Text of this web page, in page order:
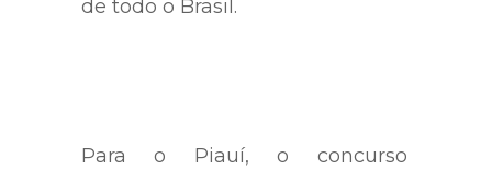
de todo o Brasil.
Para o Piauí, o concurso